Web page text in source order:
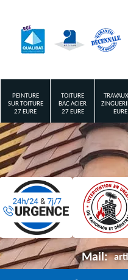
PEINTURE
SUR TOITURE
27 EURE
TOITURE
BAC ACIER
27 EURE
EURE
Mail: